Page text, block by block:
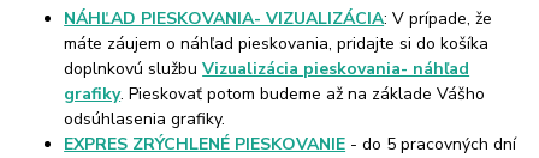
NÁHĽAD PIESKOVANIA- VIZUALIZÁCIA: V prípade, že
máte záujem o náhľad pieskovania, pridajte si do košíka
doplnkovú službuVizualizácia pieskovania- náhľad
grafiky. Pieskovať potom budeme až na základe Vášho
odsúhlasenia grafiky.
EXPRES ZRÝCHLENÉ PIESKOVANIE - do 5 pracovných dní